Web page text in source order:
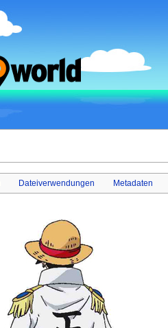
Dateiverwendungen Metadaten